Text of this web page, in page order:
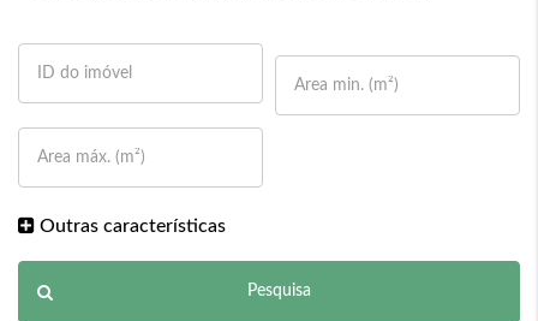
Outras características
Pesquisa